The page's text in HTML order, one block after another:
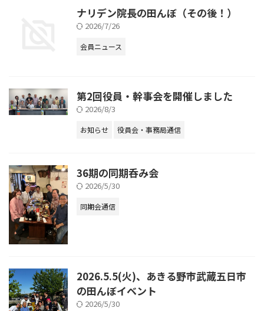
ナリデン院長の田んぼ（その後！）
2026/7/26
会員ニュース
第2回役員・幹事会を開催しました
2026/8/3
お知らせ 役員会・事務局通信
36期の同期呑み会
2026/5/30
同期会通信
2026.5.5(火)、あきる野市武蔵五日市
の田んぼイベント
2026/5/30